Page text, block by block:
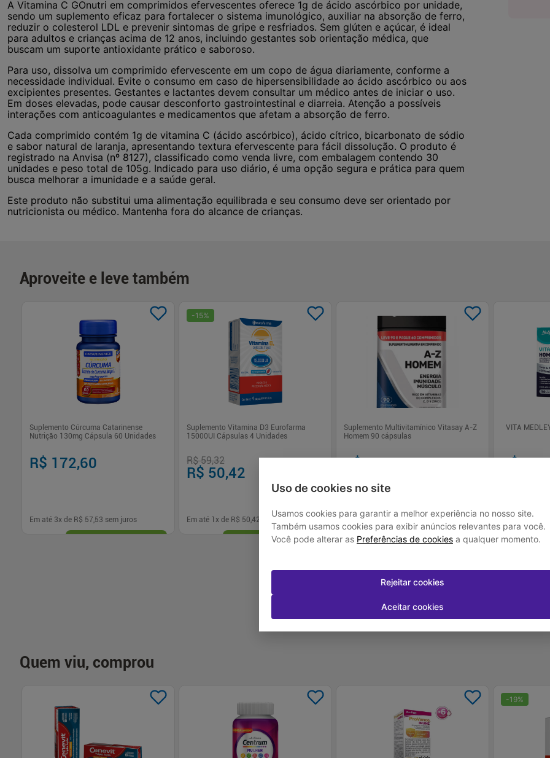
Uso de cookies no site
Usamos cookies para garantir a melhor experiência no nosso site.
Também usamos cookies para exibir anúncios relevantes para você.
Você pode alterar as Preferências de cookies a qualquer momento.
Rejeitar cookies
Aceitar cookies
A Vitamina C GOnutri em comprimidos efervescentes oferece 1g de ácido ascórbico por unidade,
sendo um suplemento eficaz para fortalecer o sistema imunológico, auxiliar na absorção de ferro,
reduzir o colesterol LDL e prevenir sintomas de gripe e resfriados. Sem glúten e açúcar, é ideal
para adultos e crianças acima de 12 anos, incluindo gestantes sob orientação médica, que
buscam um suporte antioxidante prático e saboroso.
Para uso, dissolva um comprimido efervescente em um copo de água diariamente, conforme a
necessidade individual. Evite o consumo em caso de hipersensibilidade ao ácido ascórbico ou aos
excipientes presentes. Gestantes e lactantes devem consultar um médico antes de iniciar o uso.
Em doses elevadas, pode causar desconforto gastrointestinal e diarreia. Atenção a possíveis
interações com anticoagulantes e medicamentos que afetam a absorção de ferro.
Cada comprimido contém 1g de vitamina C (ácido ascórbico), ácido cítrico, bicarbonato de sódio
e sabor natural de laranja, apresentando textura efervescente para fácil dissolução. O produto é
registrado na Anvisa (nº 8127), classificado como venda livre, com embalagem contendo 30
unidades e peso total de 105g. Indicado para uso diário, é uma opção segura e prática para quem
busca melhorar a imunidade e a saúde geral.
Este produto não substitui uma alimentação equilibrada e seu consumo deve ser orientado por
nutricionista ou médico. Mantenha fora do alcance de crianças.
Aproveite e leve também
Suplemento Cúrcuma Catarinense
Nutrição 130mg Cápsula 60 Unidades
R$ 172,60
Em até 3x de R$ 57,53 sem juros
-15%
Suplemento Vitamina D3 Eurofarma
15000UI Cápsulas 4 Unidades
R$ 59,32
R$ 50,42
Em até 1 x de R$ 50,42
Comprar
Suplemento Multivitamínico Vitasay A-Z
Homem 90 cápsulas
R$ 95,99
Em até sem juros
- 1 + Comprar
VITA
R$
- 1 +
Quem viu, comprou
-19%